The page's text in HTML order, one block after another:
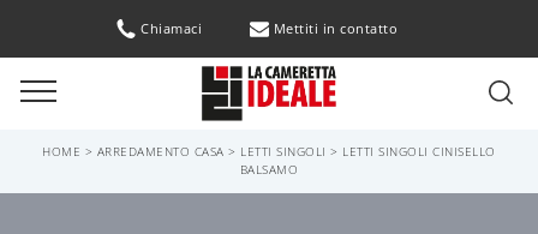
Chiamaci Mettiti in contatto
HOME > ARREDAMENTO CASA > LETTI SINGOLI > LETTI SINGOLI CINISELLO
BALSAMO